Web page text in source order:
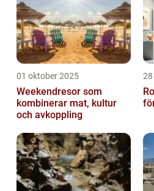
01 oktober 2025
Weekendresor som
kombinerar mat, kultur
och avkoppling